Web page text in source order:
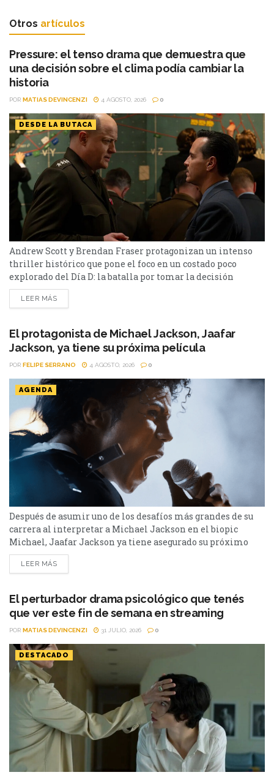
Otros artículos
Pressure: el tenso drama que demuestra que
una decisión sobre el clima podía cambiar la
historia
POR MATIAS DEVINCENZI 4 AGOSTO, 2026 0
DESDE LA BUTACA
Andrew Scott y Brendan Fraser protagonizan un intenso
thriller histórico que pone el foco en un costado poco
explorado del Día D: la batalla por tomar la decisión
correcta cuando el tiempo podía definir el destino de
miles de personas en Pressure. Después de décadas de
encontrar una historia inédita sobre uno...
LEER MÁS
El protagonista de Michael Jackson, Jaafar
Jackson, ya tiene su próxima película
POR FELIPE SERRANO 4 AGOSTO, 2026 0
AGENDA
Después de asumir uno de los desafíos más grandes de su
carrera al interpretar a Michael Jackson en el biopic
Michael, Jaafar Jackson ya tiene asegurado su próximo
paso en Hollywood. El actor fue confirmado como parte del
elenco de una nueva película de acción que estará
estado rodeada de...
LEER MÁS
El perturbador drama psicológico que tenés
que ver este fin de semana en streaming
POR MATIAS DEVINCENZI 31 JULIO, 2026 0
DESTACADO